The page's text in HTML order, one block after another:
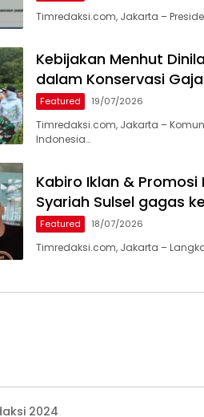
Timredaksi.com, Jakarta –
Kebijakan Menhut
dalam Konservasi
Featured 19/07/2026
Timredaksi.com, Jakarta –
Indonesia…
Kabiro Iklan & Promosi
Syariah Sulsel gagas
Featured 18/07/2026
Timredaksi.com, Jakarta –
2024